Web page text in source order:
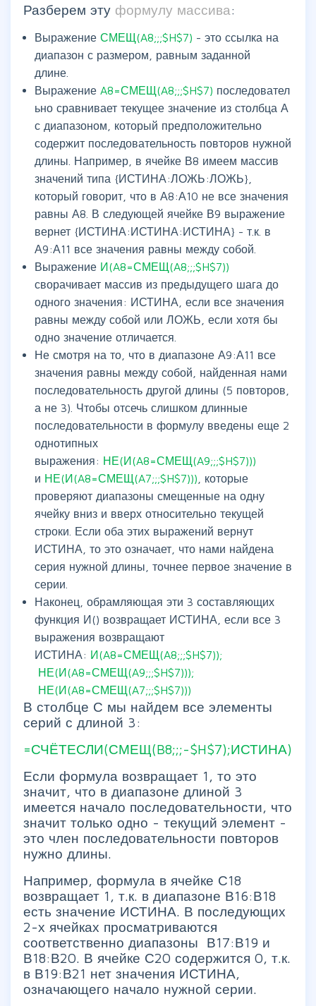
Разберем эту формулу массива:
Выражение СМЕЩ(A8;;;$H$7) - это ссылка на
диапазон с размером, равным заданной
длине.
Выражение A8=СМЕЩ(A8;;;$H$7) последовател
ьно сравнивает текущее значение из столбца А
с диапазоном, который предположительно
содержит последовательность повторов нужной
длины. Например, в ячейке В8 имеем массив
значений типа {ИСТИНА:ЛОЖЬ:ЛОЖЬ},
который говорит, что в А8:А10 не все значения
равны А8. В следующей ячейке В9 выражение
вернет {ИСТИНА:ИСТИНА:ИСТИНА} - т.к. в
А9:А11 все значения равны между собой.
Выражение И(A8=СМЕЩ(A8;;;$H$7))
сворачивает массив из предыдущего шага до
одного значения: ИСТИНА, если все значения
равны между собой или ЛОЖЬ, если хотя бы
одно значение отличается.
Не смотря на то, что в диапазоне А9:А11 все
значения равны между собой, найденная нами
последовательность другой длины (5 повторов,
а не 3). Чтобы отсечь слишком длинные
последовательности в формулу введены еще 2
однотипных
выражения: НЕ(И(A8=СМЕЩ(A9;;;$H$7)))
и НЕ(И(A8=СМЕЩ(A7;;;$H$7))) , которые
проверяют диапазоны смещенные на одну
ячейку вниз и вверх относительно текущей
строки. Если оба этих выражений вернут
ИСТИНА, то это означает, что нами найдена
серия нужной длины, точнее первое значение в
серии.
Наконец, обрамляющая эти 3 составляющих
функция И() возвращает ИСТИНА, если все 3
выражения возвращают
ИСТИНА: И(A8=СМЕЩ(A8;;;$H$7));
НЕ(И(A8=СМЕЩ(A9;;;$H$7)));
НЕ(И(A8=СМЕЩ(A7;;;$H$7)))
В столбце С мы найдем все элементы
серий с длиной 3:
=СЧЁТЕСЛИ(СМЕЩ(B8;;;-$H$7);ИСТИНА)
Если формула возвращает 1, то это
значит, что в диапазоне длиной 3
имеется начало последовательности, что
значит только одно - текущий элемент -
это член последовательности повторов
нужно длины.
Например, формула в ячейке С18
возвращает 1, т.к. в диапазоне В16:В18
есть значение ИСТИНА. В последующих
2-х ячейках просматриваются
соответственно диапазоны В17:В19 и
В18:В20. В ячейке С20 содержится 0, т.к.
в В19:В21 нет значения ИСТИНА,
означающего начало нужной серии.